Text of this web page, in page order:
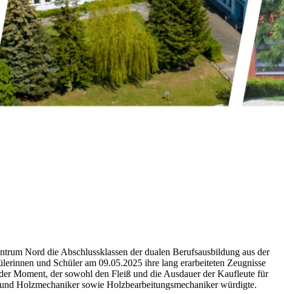
Nord die Abschlussklassen der dualen Berufsausbildung aus der
und Schüler am 09.05.2025 ihre lang erarbeiteten Zeugnisse
Moment, der sowohl den Fleiß und die Ausdauer der Kaufleute für
Holzmechaniker sowie Holzbearbeitungsmechaniker würdigte.